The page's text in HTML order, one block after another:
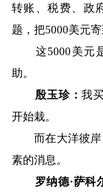
转账、税费、政
题，把5000美元寄
这5000美元是
助。
殷玉珍：我
开始栽。
而在大洋彼岸
素的消息。
罗纳德·萨科